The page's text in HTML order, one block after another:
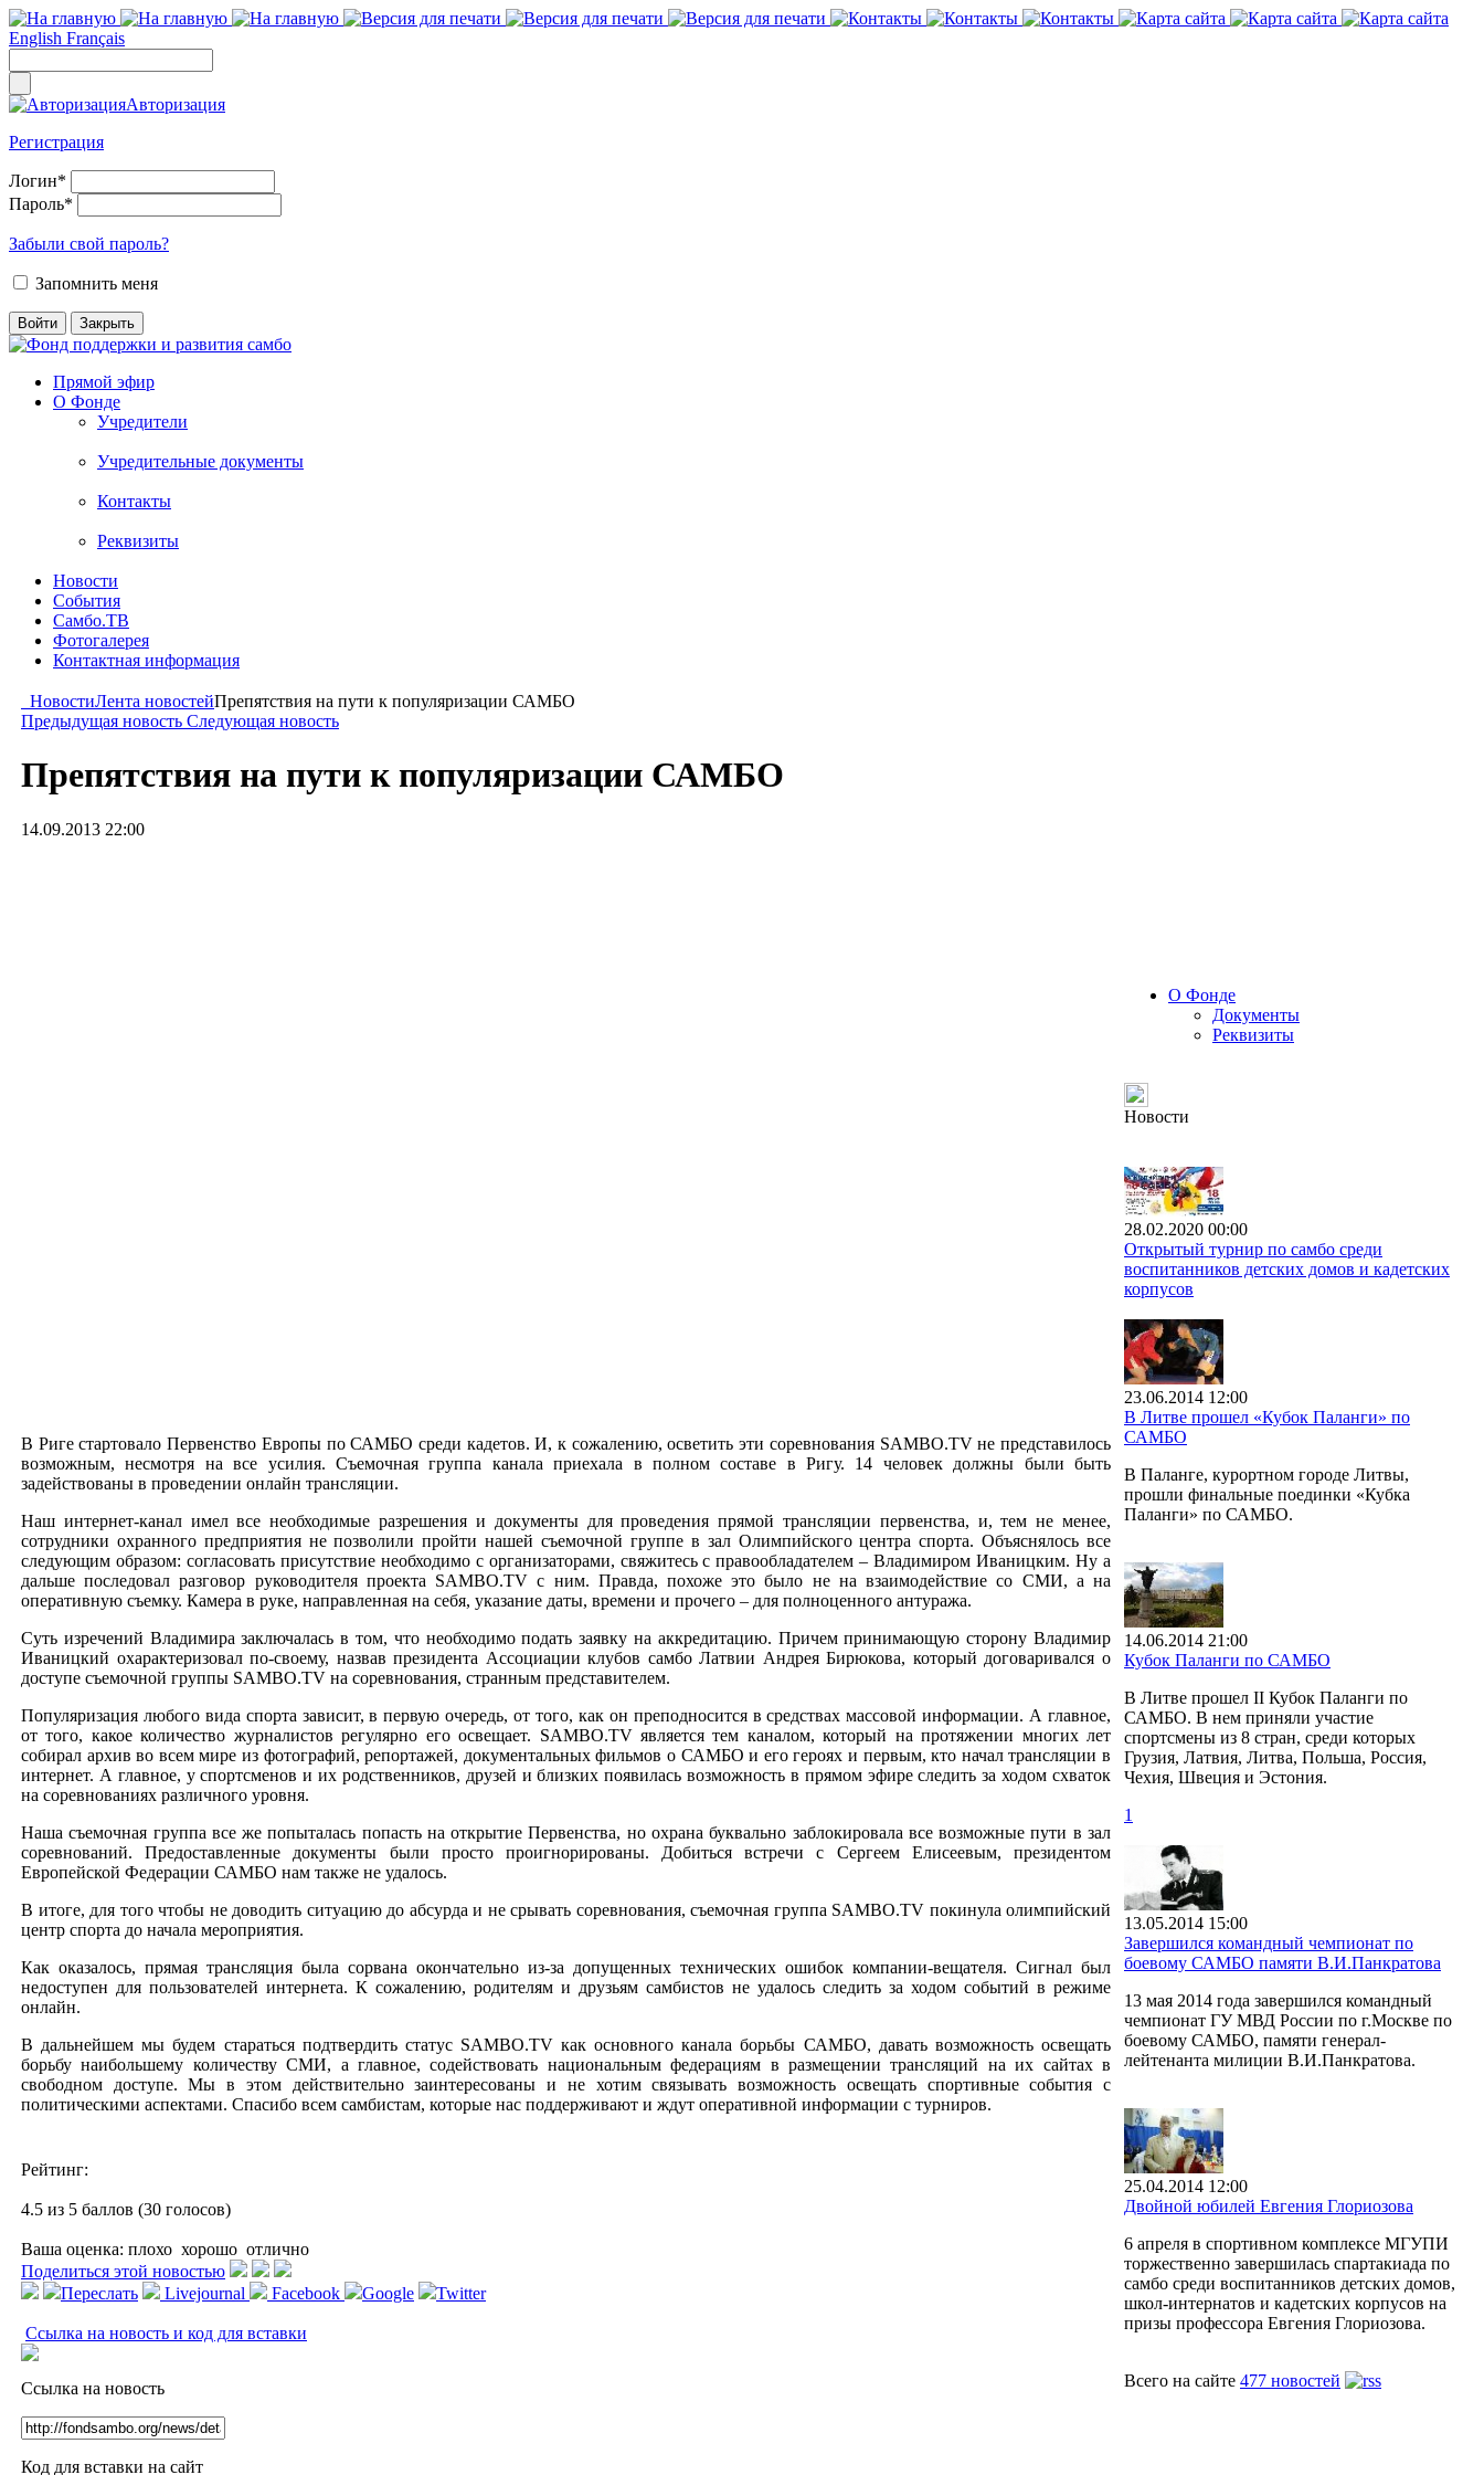
English Français
Авторизация
Регистрация
Логин*
Пароль*
Забыли свой пароль?
Запомнить меня
Прямой эфир
О Фонде
Учредители
Учредительные документы
Контакты
Реквизиты
Новости
События
Самбо.ТВ
Фотогалерея
Контактная информация
НовостиЛента новостейПрепятствия на пути к популяризации САМБО
Предыдущая новость Следующая новость
Препятствия на пути к популяризации САМБО
14.09.2013 22:00
В Риге стартовало Первенство Европы по САМБО среди кадетов. И, к сожалению, осветить эти соревнования SAMBO.TV не представилось
возможным, несмотря на все усилия. Съемочная группа канала приехала в полном составе в Ригу. 14 человек должны были быть
задействованы в проведении онлайн трансляции.
Наш интернет-канал имел все необходимые разрешения и документы для проведения прямой трансляции первенства, и, тем не менее,
сотрудники охранного предприятия не позволили пройти нашей съемочной группе в зал Олимпийского центра спорта. Объяснялось все
следующим образом: согласовать присутствие необходимо с организаторами, свяжитесь с правообладателем – Владимиром Иваницким. Ну а
дальше последовал разговор руководителя проекта SAMBO.TV с ним. Правда, похоже это было не на взаимодействие со СМИ, а на
оперативную съемку. Камера в руке, направленная на себя, указание даты, времени и прочего – для полноценного антуража.
Суть изречений Владимира заключалась в том, что необходимо подать заявку на аккредитацию. Причем принимающую сторону Владимир
Иваницкий охарактеризовал по-своему, назвав президента Ассоциации клубов самбо Латвии Андрея Бирюкова, который договаривался о
доступе съемочной группы SAMBO.TV на соревнования, странным представителем.
Популяризация любого вида спорта зависит, в первую очередь, от того, как он преподносится в средствах массовой информации. А главное,
от того, какое количество журналистов регулярно его освещает. SAMBO.TV является тем каналом, который на протяжении многих лет
собирал архив во всем мире из фотографий, репортажей, документальных фильмов о САМБО и его героях и первым, кто начал трансляции в
интернет. А главное, у спортсменов и их родственников, друзей и близких появилась возможность в прямом эфире следить за ходом схваток
на соревнованиях различного уровня.
Наша съемочная группа все же попыталась попасть на открытие Первенства, но охрана буквально заблокировала все возможные пути в зал
соревнований. Предоставленные документы были просто проигнорированы. Добиться встречи с Сергеем Елисеевым, президентом
Европейской Федерации САМБО нам также не удалось.
В итоге, для того чтобы не доводить ситуацию до абсурда и не срывать соревнования, съемочная группа SAMBO.TV покинула олимпийский
центр спорта до начала мероприятия.
Как оказалось, прямая трансляция была сорвана окончательно из-за допущенных технических ошибок компании-вещателя. Сигнал был
недоступен для пользователей интернета. К сожалению, родителям и друзьям самбистов не удалось следить за ходом событий в режиме
онлайн.
В дальнейшем мы будем стараться подтвердить статус SAMBO.TV как основного канала борьбы САМБО, давать возможность освещать
борьбу наибольшему количеству СМИ, а главное, содействовать национальным федерациям в размещении трансляций на их сайтах в
свободном доступе. Мы в этом действительно заинтересованы и не хотим связывать возможность освещать спортивные события с
политическими аспектами. Спасибо всем самбистам, которые нас поддерживают и ждут оперативной информации с турниров.
Рейтинг:
4.5 из 5 баллов (30 голосов)
Ваша оценка: плохо хорошо отлично
Поделиться этой новостью
Переслать
Livejournal Facebook Google Twitter
Ссылка на новость и код для вставки
Ссылка на новость
Код для вставки на сайт
О Фонде
Документы
Реквизиты
Новости
28.02.2020 00:00
Открытый турнир по самбо среди
воспитанников детских домов и кадетских
корпусов
23.06.2014 12:00
В Литве прошел «Кубок Паланги» по
САМБО
В Паланге, курортном городе Литвы,
прошли финальные поединки «Кубка
Паланги» по САМБО.
14.06.2014 21:00
Кубок Паланги по САМБО
В Литве прошел II Кубок Паланги по
САМБО. В нем приняли участие
спортсмены из 8 стран, среди которых
Грузия, Латвия, Литва, Польша, Россия,
Чехия, Швеция и Эстония.
1
13.05.2014 15:00
Завершился командный чемпионат по
боевому САМБО памяти В.И.Панкратова
13 мая 2014 года завершился командный
чемпионат ГУ МВД России по г.Москве по
боевому САМБО, памяти генерал-
лейтенанта милиции В.И.Панкратова.
25.04.2014 12:00
Двойной юбилей Евгения Глориозова
6 апреля в спортивном комплексе МГУПИ
торжественно завершилась спартакиада по
самбо среди воспитанников детских домов,
школ-интернатов и кадетских корпусов на
призы профессора Евгения Глориозова.
Всего на сайте 477 новостей